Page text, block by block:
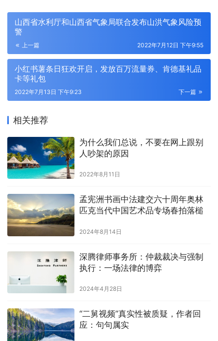
山西省水利厅和山西省气象局联合发布山洪气象风险预
警
上一篇 2022年7月12日 下午9:55
小红书薯条日狂欢开启，发放百万流量券、肯德基礼品
卡等礼包
下一篇
2022年7月13日 下午9:23
相关推荐
为什么我们总说，不要在网上跟别
人吵架的原因
2022年8月11日
孟宪洲书画中法建交六十周年奥林
匹克当代中国艺术品专场春拍落槌
2024年8月14日
深腾律师事务所：仲裁裁决与强制
执行：一场法律的博弈
2024年4月28日
“二舅视频”真实性被质疑，作者回
应：句句属实